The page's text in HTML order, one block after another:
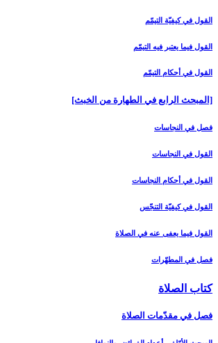
القول في كيفيّة التيمّم‏
القول فيما يعتبر فيه التيمّم‏
القول في أحكام التيمّم‏
[المبحث الرابع في الطهارة من الخبث‏]
فصل في النجاسات‏
القول في النجاسات‏
القول في أحكام النجاسات‏
القول في كيفيّة التنجّس‏
القول فيما يعفى عنه في الصلاة
فصل في المطهّرات‏
كتاب الصلاة
فصل في مقدّمات الصلاة